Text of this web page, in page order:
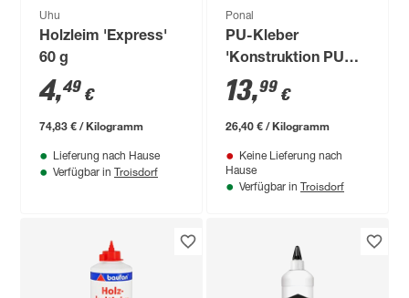
Uhu
Holzleim 'Express'
60 g
4,49 €
74,83 € / Kilogramm
Lieferung nach Hause
Verfügbar in Troisdorf
Ponal
PU-Kleber
'Konstruktion PUR'
elfenbein 530 g
13,99 €
26,40 € / Kilogramm
Keine Lieferung nach
Hause
Verfügbar in Troisdorf